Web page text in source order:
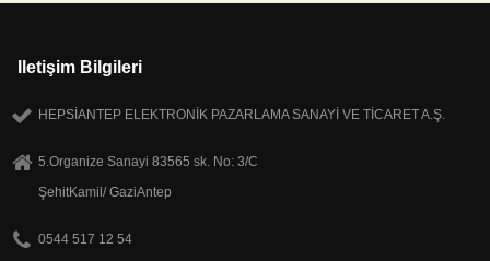
Iletişim Bilgileri
HEPSİANTEP ELEKTRONİK PAZARLAMA SANAYİ VE TİCARET A.Ş.
5.Organize Sanayi 83565 sk. No: 3/C
ŞehitKamil/ GaziAntep
0544 517 12 54